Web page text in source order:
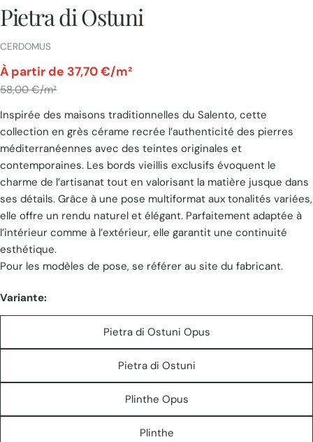
Pietra di Ostuni
FOURNISSEUR:
CERDOMUS
Prix
unitaire
par
À partir de 37,70 €/m²
58,00 €/m²
Inspirée des maisons traditionnelles du Salento, cette
collection en grès cérame recrée l’authenticité des pierres
méditerranéennes avec des teintes originales et
contemporaines. Les bords vieillis exclusifs évoquent le
charme de l’artisanat tout en valorisant la matière jusque dans
ses détails. Grâce à une pose multiformat aux tonalités variées,
elle offre un rendu naturel et élégant. Parfaitement adaptée à
l’intérieur comme à l’extérieur, elle garantit une continuité
esthétique.
Pour les modèles de pose, se référer au site du fabricant.
Variante:
Pietra di Ostuni Opus
Pietra di Ostuni
Plinthe Opus
Plinthe